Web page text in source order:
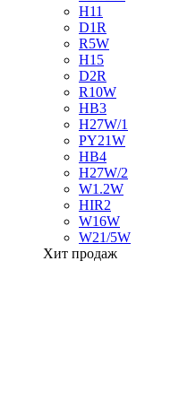
H11
D1R
R5W
H15
D2R
R10W
HB3
H27W/1
PY21W
HB4
H27W/2
W1.2W
HIR2
W16W
W21/5W
Хит продаж